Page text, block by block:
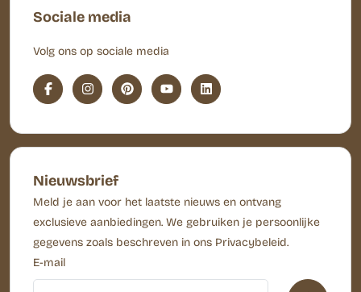
Sociale media
Volg ons op sociale media
Nieuwsbrief
Meld je aan voor het laatste nieuws en ontvang
exclusieve aanbiedingen. We gebruiken je persoonlijke
gegevens zoals beschreven in ons Privacybeleid.
E-mail